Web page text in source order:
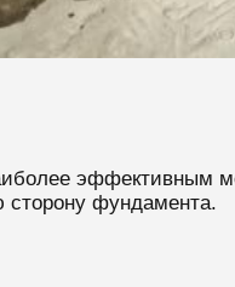
эффективным
сторону фундамента.